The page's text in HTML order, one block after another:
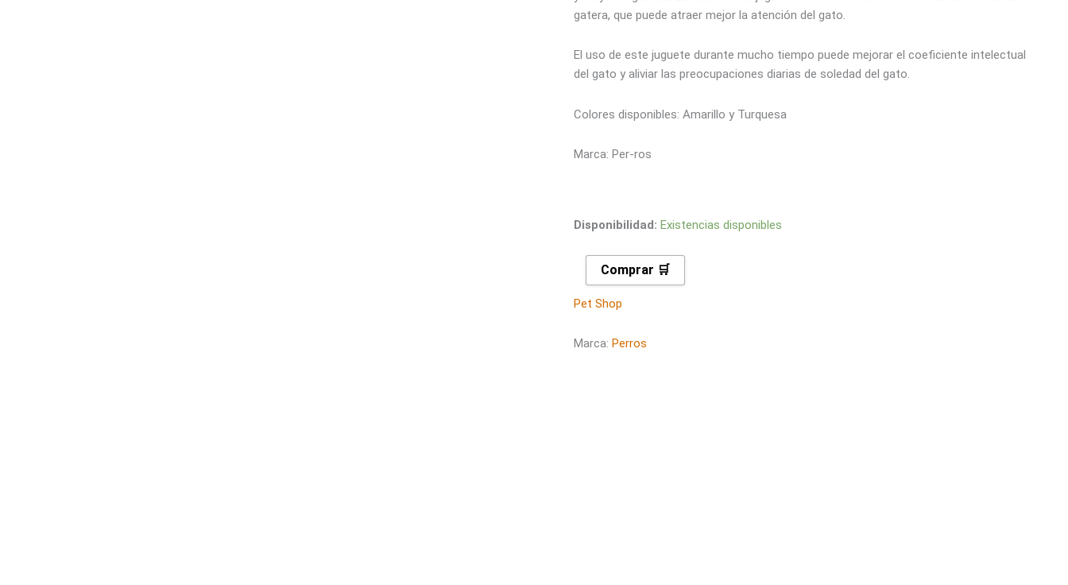
gatera, que puede atraer mejor la atención del gato.
El uso de este juguete durante mucho tiempo puede mejorar el coeficiente intelectual
del gato y aliviar las preocupaciones diarias de soledad del gato.
Colores disponibles: Amarillo y Turquesa
Marca: Per-ros
Disponibilidad: Existencias disponibles
Comprar 🛒
Pet Shop
Marca: Perros